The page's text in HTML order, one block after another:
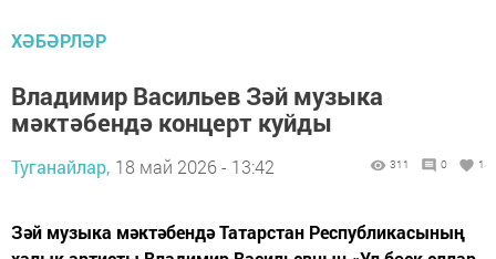
ХӘБӘРЛӘР
Владимир Васильев Зәй музыка
мәктәбендә концерт куйды
Туганайлар, 18 май 2026 - 13:42 311 0 1
Зәй музыка мәктәбендә Татарстан Республикасының